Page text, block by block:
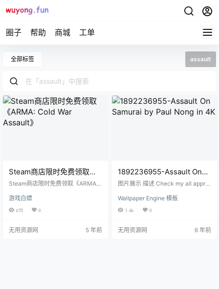
圈子 帮助 商城 工单
全部标签 assault
Steam商店限时免费领取
《ARMA: Cold War
Steam商店限时免费领取《ARMA:
战的恐怖迫在眉睫。从黄昏到黎
明，马尔登群岛上都有冲突，你被
来的黑暗。 [su_button url="https://
游戏白嫖
675 0
无用资源网 5 年前
1892236955-Assault On
Samurai by Paul Nong in
图片展示 描述 Check my all appro
eator of the artwork. I'm just editin
g these artworks by adding some
Wallpaper Engine 模板
1.4k 0
无用资源网 6 年前